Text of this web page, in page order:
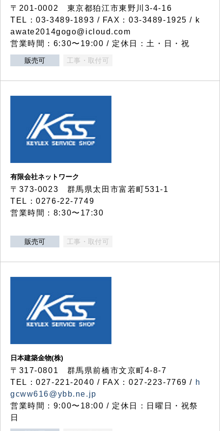
〒201-0002 東京都狛江市東野川3-4-16
TEL：03-3489-1893 / FAX：03-3489-1925 / k
awate2014gogo@icloud.com
営業時間：6:30〜19:00 / 定休日：土・日・祝
販売可 工事・取付可
有限会社ネットワーク
〒373-0023 群馬県太田市富若町531-1
TEL：0276-22-7749
営業時間：8:30〜17:30
販売可 工事・取付可
日本建築金物(株)
〒317‐0801 群馬県前橋市文京町4-8-7
TEL：027-221-2040 / FAX：027-223-7769 / h
gcww616@ybb.ne.jp
営業時間：9:00〜18:00 / 定休日：日曜日・祝祭
日